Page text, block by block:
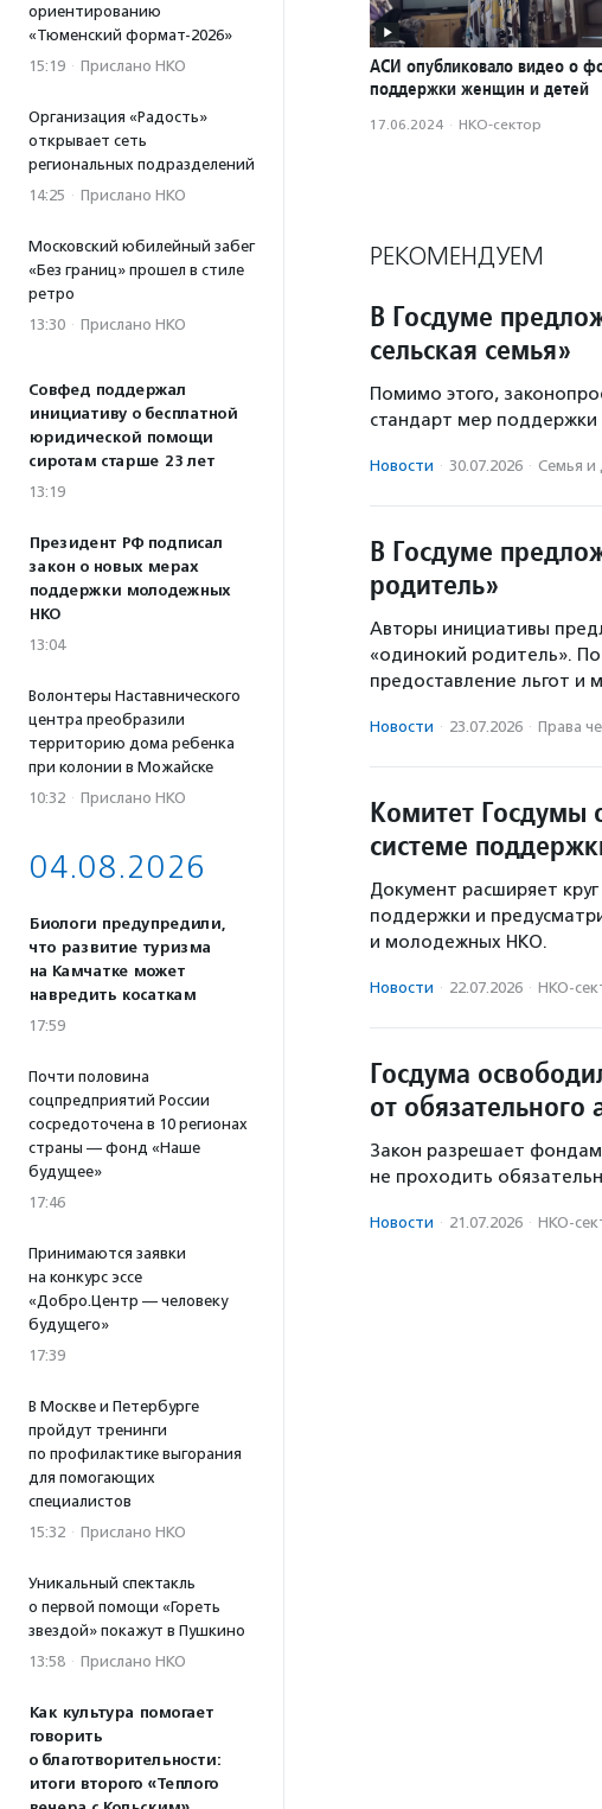
ориентированию
«Тюменский формат-2026»
15:19 · Прислано НКО
Организация «Радость»
открывает сеть
региональных подразделений
14:25 · Прислано НКО
Московский юбилейный забег
«Без границ» прошел в стиле
ретро
13:30 · Прислано НКО
Совфед поддержал
инициативу о бесплатной
юридической помощи
сиротам старше 23 лет
13:19
Президент РФ подписал
закон о новых мерах
поддержки молодежных
НКО
13:04
Волонтеры Наставнического
центра преобразили
территорию дома ребенка
при колонии в Можайске
10:32 · Прислано НКО
04.08.2026
Биологи предупредили,
что развитие туризма
на Камчатке может
навредить косаткам
17:59
Почти половина
соцпредприятий России
сосредоточена в 10 регионах
страны — фонд «Наше
будущее»
17:46
Принимаются заявки
на конкурс эссе
«Добро.Центр — человеку
будущего»
17:39
В Москве и Петербурге
пройдут тренинги
по профилактике выгорания
для помогающих
специалистов
15:32 · Прислано НКО
Уникальный спектакль
о первой помощи «Гореть
звездой» покажут в Пушкино
13:58 · Прислано НКО
Как культура помогает
говорить
о благотворительности:
итоги второго «Теплого
АСИ опубликовало видео о
поддержки женщин и детей
17.06.2024 · НКО-сектор
РЕКОМЕНДУЕМ
В Госдуме
сельская семья»
Помимо этого,
стандарт мер поддержки
Новости · 30.07.2026 · Семья и
В Госдуме
родитель»
Авторы инициативы
«одинокий родитель».
предоставление льгот и
Новости · 23.07.2026 · Права
Комитет Госдумы
системе
Документ расширяет
поддержки и
и молодежных НКО.
Новости · 22.07.2026 · НКО-
Госдума
от обязательного
Закон разрешает
не проходить
Новости · 21.07.2026 · НКО-